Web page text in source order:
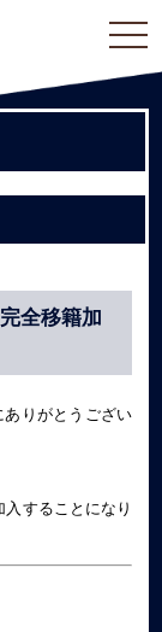
全移籍加
ありがとうござい
することになり